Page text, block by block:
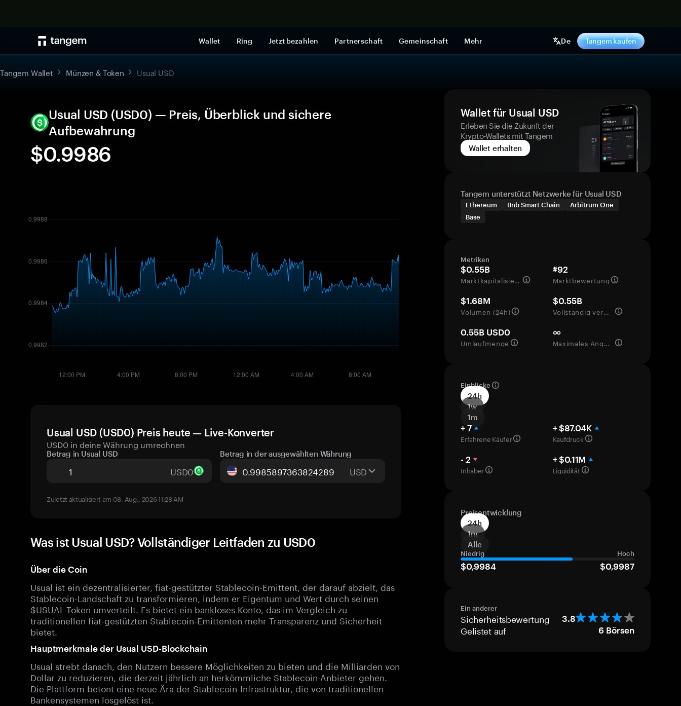
Wallet Ring Jetzt bezahlen Partnerschaft Gemeinschaft Mehr De Tangem kaufen
Tangem Wallet Münzen & Token Usual USD
Usual USD (USD0) — Preis, Überblick und sichere
Aufbewahrung
$0.9986
Usual USD (USD0) Preis heute — Live-Konverter
USD0 in deine Währung umrechnen
Betrag in Usual USD
USD0
Betrag in der ausgewählten Währung
USD
Zuletzt aktualisiert am 08. Aug., 2026 11:28 AM
Was ist Usual USD? Vollständiger Leitfaden zu USD0
Über die Coin
Usual ist ein dezentralisierter, fiat-gestützter Stablecoin-Emittent, der darauf abzielt, das
Stablecoin-Landschaft zu transformieren, indem er Eigentum und Wert durch seinen
$USUAL-Token umverteilt. Es bietet ein bankloses Konto, das im Vergleich zu
traditionellen fiat-gestützten Stablecoin-Emittenten mehr Transparenz und Sicherheit
bietet.
Hauptmerkmale der Usual USD-Blockchain
Usual strebt danach, den Nutzern bessere Möglichkeiten zu bieten und die Milliarden von
Dollar zu reduzieren, die derzeit jährlich an herkömmliche Stablecoin-Anbieter gehen.
Die Plattform betont eine neue Ära der Stablecoin-Infrastruktur, die von traditionellen
Bankensystemen losgelöst ist.
Wallet für Usual USD
Erleben Sie die Zukunft der
Krypto-Wallets mit Tangem
Wallet erhalten
Tangem unterstützt Netzwerke für Usual USD
Ethereum Bnb Smart Chain
Arbitrum One
Base
Metriken
$0.55B
Marktkapitalisierung
#92
Marktbewertung
$1.68M
Volumen (24h)
$0.55B
Vollständig verwässerte Bewertung
0.55B USD0
Umlaufmenge
∞
Maximales Angebot
Einblicke
24h
1w
1m
+ 7
Erfahrene Käufer
+ $87.04K
Kaufdruck
- 2
Inhaber
+ $0.11M
Liquidität
Preisentwicklung
24h
1m
Alle
Niedrig Hoch
$0,9984 $0,9987
Ein anderer
Sicherheitsbewertung 3.8
Gelistet auf 6 Börsen